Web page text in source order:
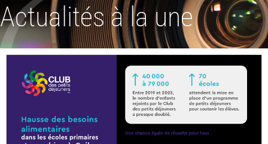
Actualités à la une